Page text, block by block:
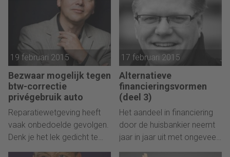
moeten accountants, maar
ook controllers en
eigenaren van
ondernemingen op de
hoogte zijn van de ins en
outs van alternatieve
financieringsvormen. Deel 4
van een serie:
Participatiemaatschappijen.
nieuws komen. Vele
bedrijven hebben de
rechtmatigheid van deze
heffing in twijfel getrokken
en bezwaar aangetekend.
De Rechtbank Den Haag
heeft zich onlangs
uitgesproken over deze
kwestie.
19 februari 2015
Bezwaar mogelijk tegen
btw-correctie
privégebruik auto
Reparatiewetgeving heeft
vaak onbedoelde gevolgen.
Denk je het lek gedicht te
hebben, blijkt er bij de
17 februari 2015
Alternatieve
financieringsvormen
(deel 3)
Het aandeel in financiering
door de huisbankier neemt
jaar in jaar uit met ongeveer
10 procent af. Daarom